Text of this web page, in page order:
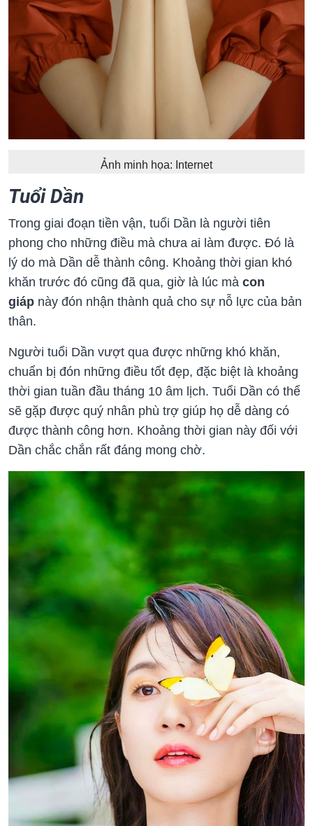
Ảnh minh họa: Internet
Tuổi Dần
Trong giai đoạn tiền vận, tuổi Dần là người tiên
phong cho những điều mà chưa ai làm được. Đó là
lý do mà Dần dễ thành công. Khoảng thời gian khó
khăn trước đó cũng đã qua, giờ là lúc mà con
giáp này đón nhận thành quả cho sự nỗ lực của bản
thân.
Người tuổi Dần vượt qua được những khó khăn,
chuẩn bị đón những điều tốt đẹp, đặc biệt là khoảng
thời gian tuần đầu tháng 10 âm lịch. Tuổi Dần có thể
sẽ gặp được quý nhân phù trợ giúp họ dễ dàng có
được thành công hơn. Khoảng thời gian này đối với
Dần chắc chắn rất đáng mong chờ.